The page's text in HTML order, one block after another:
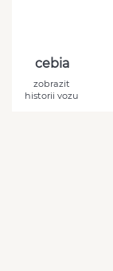
cebia
zobrazit
historii vozu